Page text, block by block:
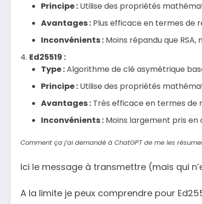
Principe : Utilise des propriétés
Avantages : Plus efficace en termes de
Inconvénients : Moins répandu que
Ed25519 :
Type :Algorithme de clé asymétrique
Principe : Utilise des propriétés
Avantages : Très efficace en termes de
Inconvénients : Moins largement pris en
Comment ça j’ai demandé à ChatGPT de me les
Ici le message à transmettre (mais qui
A la limite je peux comprendre pour